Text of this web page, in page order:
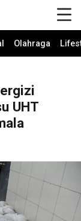
Olahraga
UHT